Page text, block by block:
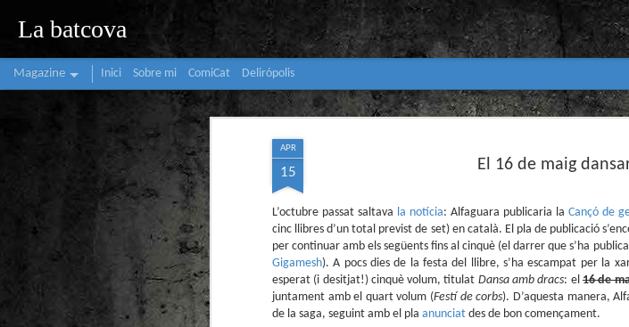
APR
15 El 16 de maig
L’octubre passat saltava la notícia: Alfaguara publicaria la Cançó de
cinc llibres d’un total previst de set) en català. El pla de publicació
per continuar amb els següents fins al cinquè (el darrer que s’ha
Gigamesh). A pocs dies de la festa del llibre, s’ha escampat per la
esperat (i desitjat!) cinquè volum, titulat Dansa amb dracs: el 16 de
juntament amb el quart volum (Festí de corbs). D’aquesta manera,
de la saga, seguint amb el pla anunciat des de bon començament.
La batcova
Magazine Inici Sobre mi ComiCat Delirópolis
31
Biblioteca Pública
Abril
En vela / En blanc
Guió i dibuix d’Ana
Salamandra